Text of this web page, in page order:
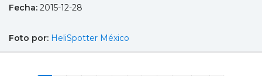
Fecha: 2015-12-28
Foto por: HeliSpotter México